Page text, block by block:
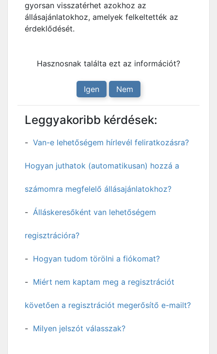
gyorsan visszatérhet azokhoz az
állásajánlatokhoz, amelyek felkeltették az
érdeklődését.
Hasznosnak találta ezt az információt?
Igen Nem
Leggyakoribb kérdések:
Van-e lehetőségem hírlevél feliratkozásra?
Hogyan juthatok (automatikusan) hozzá a
számomra megfelelő állásajánlatokhoz?
Álláskeresőként van lehetőségem
regisztrációra?
Hogyan tudom törölni a fiókomat?
Miért nem kaptam meg a regisztrációt
követően a regisztrációt megerősítő e-mailt?
Milyen jelszót válasszak?